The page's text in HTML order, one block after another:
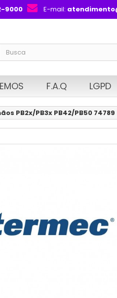
9000 E-mail:
F.A.Q LGPD
PB2x/PB3x PB42/PB50 74789